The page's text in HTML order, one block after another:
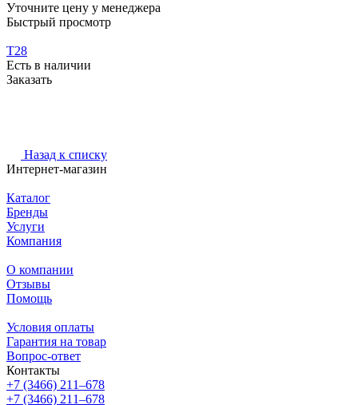
Уточните цену у менеджера
Быстрый просмотр
Т28
Есть в наличии
Заказать
Назад к списку
Интернет-магазин
Каталог
Бренды
Услуги
Компания
О компании
Отзывы
Помощь
Условия оплаты
Гарантия на товар
Вопрос-ответ
Контакты
+7 (3466) 211‒678
+7 (3466) 211‒678